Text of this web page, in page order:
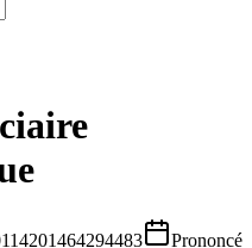
Prononcé